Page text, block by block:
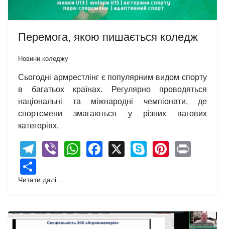
Перемога, якою пишається коледж
Новини коледжу
Сьогодні армрестлінг є популярним видом спорту
в багатьох країнах. Регулярно проводяться
національні та міжнародні чемпіонати, де
спортсмени змагаються у різних вагових
категоріях.
Telegram
ViberWhatsApp
Facebook
X Skype
Читати далі...